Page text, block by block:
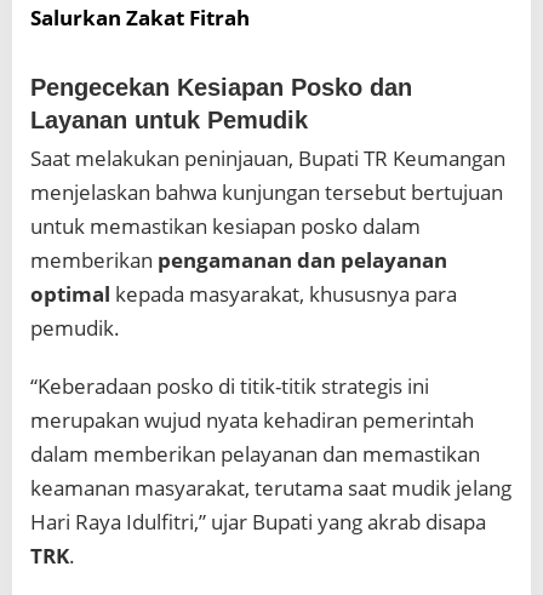
Salurkan Zakat Fitrah
Pengecekan Kesiapan Posko dan
Layanan untuk Pemudik
Saat melakukan peninjauan, Bupati TR Keumangan
menjelaskan bahwa kunjungan tersebut bertujuan
untuk memastikan kesiapan posko dalam
memberikan pengamanan dan pelayanan
optimal kepada masyarakat, khususnya para
pemudik.
“Keberadaan posko di titik-titik strategis ini
merupakan wujud nyata kehadiran pemerintah
dalam memberikan pelayanan dan memastikan
keamanan masyarakat, terutama saat mudik jelang
Hari Raya Idulfitri,” ujar Bupati yang akrab disapa
TRK.